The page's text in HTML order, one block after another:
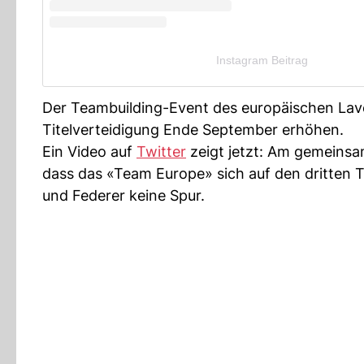
Instagram Beitrag
Der Teambuilding-Event des europäischen
Titelverteidigung Ende September erhöhen.
Ein Video auf Twitter zeigt jetzt: Am
dass das «Team Europe» sich auf den
und Federer keine Spur.